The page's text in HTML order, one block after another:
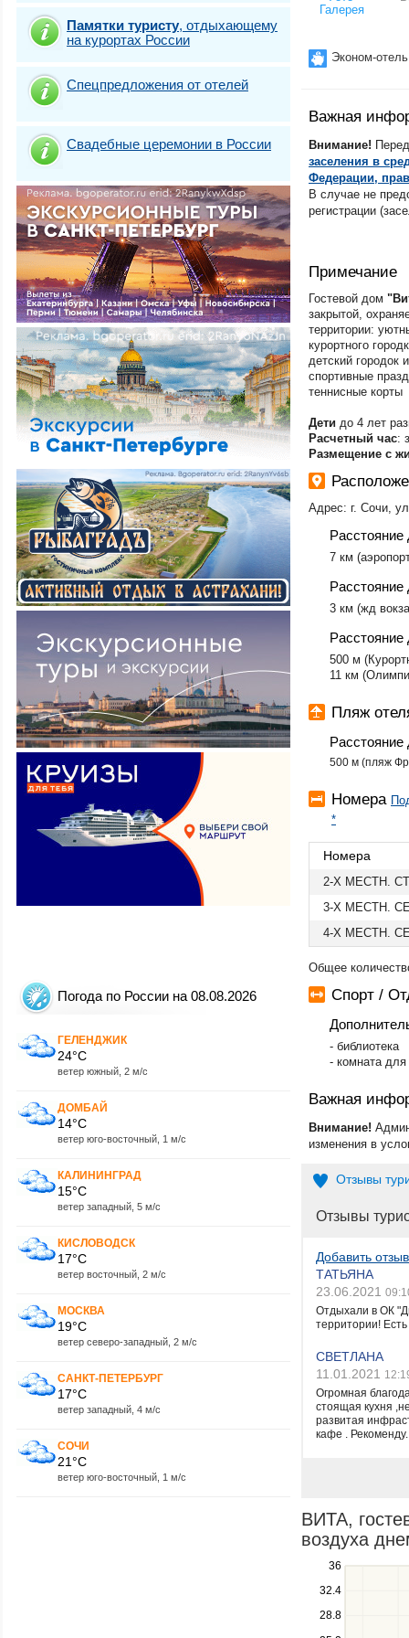
Памятки туристу, отдыхающему
на курортах России
Спецпредложения от отелей
Свадебные церемонии в России
Погода по России на 08.08.2026
ГЕЛЕНДЖИК
24°C
ветер южный, 2 м/с
ДОМБАЙ
14°C
ветер юго-восточный, 1 м/с
КАЛИНИНГРАД
15°C
ветер западный, 5 м/с
КИСЛОВОДСК
17°C
ветер восточный, 2 м/с
МОСКВА
19°C
ветер северо-западный, 2 м/с
САНКТ-ПЕТЕРБУРГ
17°C
ветер западный, 4 м/с
СОЧИ
21°C
ветер юго-восточный, 1 м/с
Железноводск
Иркутск
Калининград
Балтийск
Зеленоградск
Калининградская
Калининградская
Калужская
Камчатский край
Кемерово
Кемеровская
Киров
Краснодар
Красноярский
Круизы
Профессорский
Маяк-Партенит
Крым (Большая
Крым (Большая
Крым (Большая
Ласпи
Крым
Крым (Западный
Крым (Западный
Севастополь-
Черноморское-
Крым
Курганская обл.
Магнитогорск
Махачкала
Мирный
Москва
Мурманская
Нерюнгри
Нижневартовск
Нижнекамск
Новокузнецк
Новосибирская
Новый Уренгой
Омск
Орск
Пермский край
Пермь
Петрозаводск
Петропавловск
Подмосковье
Приэльбрусье
Псковская
Пятигорск
Республика
Республика
район
Республика
Республика
Республика
Республика
Республика
Республика
Галерея
Эконом-отель
Важная
Внимание!
заселения в
Федерации,
В случае не
регистрации
Примечание
Гостевой дом
закрытой,
территории:
курортного
детский городок
спортивные
теннисные корты
Дети до 4 лет
Расчетный час:
Размещение с
Адрес: г. Сочи,
Расстояние
7 км
Расстояние
3 км (жд
Расстояние
500 м
11 км
Пляж
500 м (пляж
Номера
*
Номера
2-Х МЕСТН.
3-Х МЕСТН.
4-Х МЕСТН.
Общее
Спорт /
​- библиотека
- комната для
Важная
Внимание!
изменения в
Отзывы
Отзывы
Добавить отзыв
ТАТЬЯНА
23.06.2021
Отдыхали в ОК
территории!
СВЕТЛАНА
11.01.2021
Огромная
стоящая кухня
развитая
кафе .
ВИТА,
воздуха
28.8
32.4
36
Use
the
and